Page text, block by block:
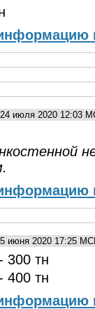
июля 2020 12:03
июня 2020 17:25
300 тн
400 тн